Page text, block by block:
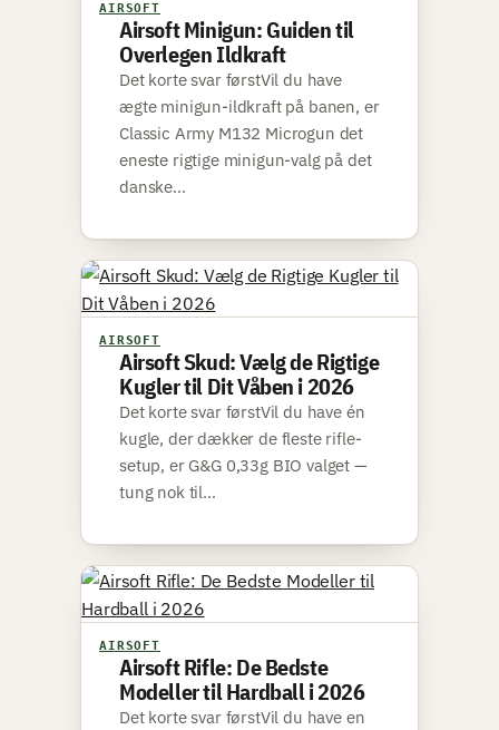
AIRSOFT
Airsoft Minigun: Guiden til
Overlegen Ildkraft
Det korte svar førstVil du have
ægte minigun-ildkraft på banen, er
Classic Army M132 Microgun det
eneste rigtige minigun-valg på det
danske…
AIRSOFT
Airsoft Skud: Vælg de Rigtige
Kugler til Dit Våben i 2026
Det korte svar førstVil du have én
kugle, der dækker de fleste rifle-
setup, er G&G 0,33g BIO valget —
tung nok til…
AIRSOFT
Airsoft Rifle: De Bedste
Modeller til Hardball i 2026
Det korte svar førstVil du have en